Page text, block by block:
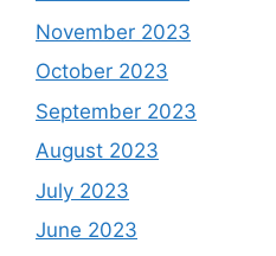
November 2023
October 2023
September 2023
August 2023
July 2023
June 2023